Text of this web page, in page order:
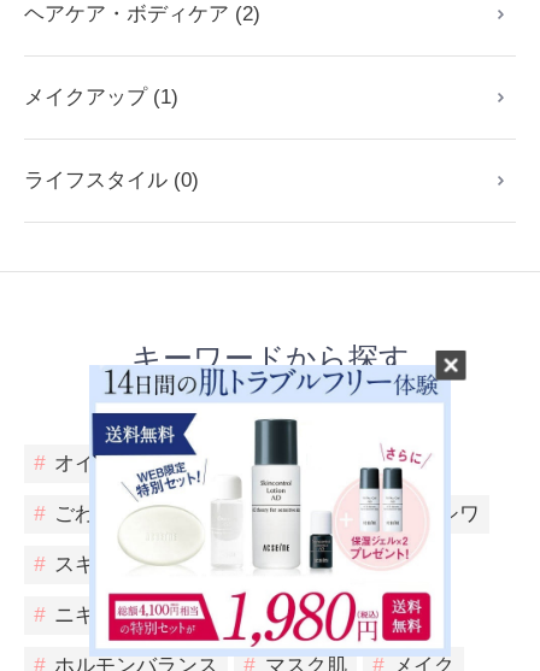
ヘアケア・ボディケア (2)
メイクアップ (1)
ライフスタイル (0)
キーワードから探す
Keyword
# オイリースキン かゆみ くすみ
# ごわつき # コンシーラー # シミ # シワ
# スキンケア # テカリ # ニキビ
# ニキビ予兆 # ヘアケア・ボディケア
# ホルモンバランス # マスク肌 # メイク